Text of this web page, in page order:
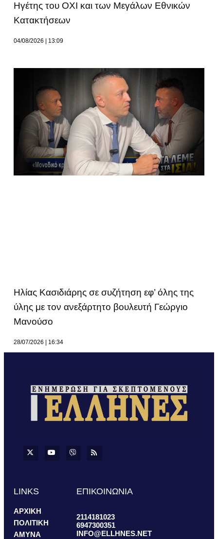
Ηγέτης του ΟΧΙ και των Μεγάλων Εθνικών
Κατακτήσεων
04/08/2026 13:09
Ηλίας Κασιδιάρης σε συζήτηση εφ’ όλης της
ύλης με τον ανεξάρτητο βουλευτή Γεώργιο
Μανούσο
28/07/2026 16:34
LINKS
ΑΡΧΙΚΗ
ΠΟΛΙΤΙΚΗ
ΑΜΥΝΑ
ΕΠΙΚΟΙΝΩΝΙΑ
2114181023
6947300351
INFO@ELLHNES.NET